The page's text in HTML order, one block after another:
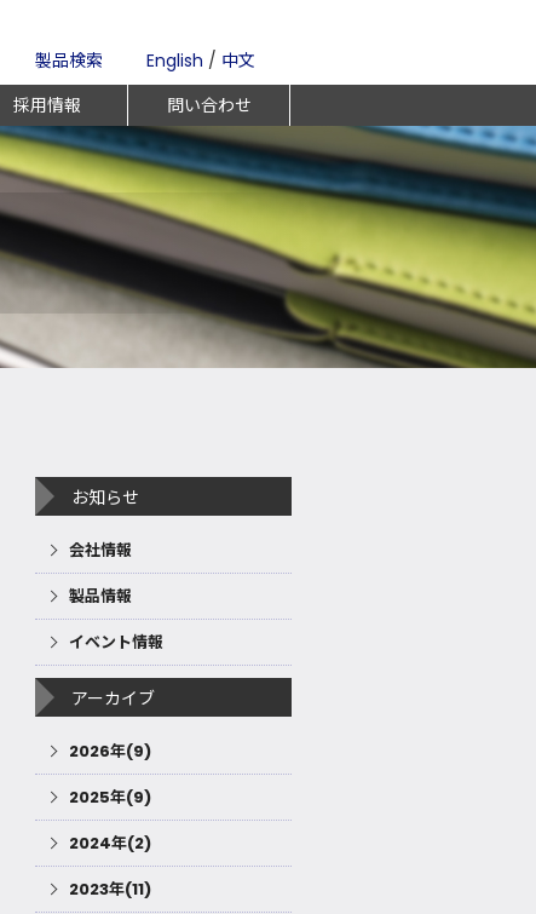
製品検索 English / 中文
採用情報 問い合わせ
お知らせ
会社情報
製品情報
イベント情報
アーカイブ
2026年(9)
2025年(9)
2024年(2)
2023年(11)